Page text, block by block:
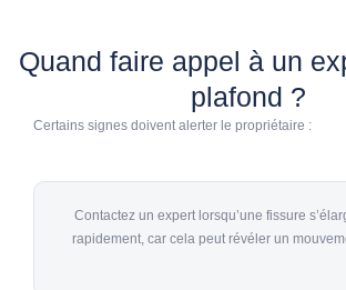
Quand faire appel à un
plafond ?
Certains signes doivent alerter le propriétaire :
Contactez un expert lorsqu’une fissure
rapidement, car cela peut révéler un